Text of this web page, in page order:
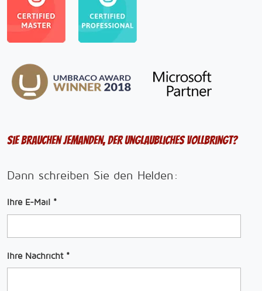
Sie brauchen jemanden, der Unglaubliches vollbringt?
Dann schreiben Sie den Helden:
Ihre E-Mail *
Ihre Nachricht *